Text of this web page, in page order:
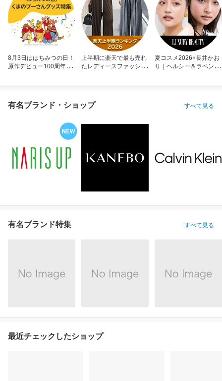
8月3日ははちみつの日！
原作デビュー100周年も
上半期に楽天で最も売れ
たレディースファッショ
夏コスメ2026×長井かお
り｜ヘルシー＆ラベンダ
有名ブランド・ショップ すべて見る
有名ブランド特集 すべて見る
最近チェックしたショップ